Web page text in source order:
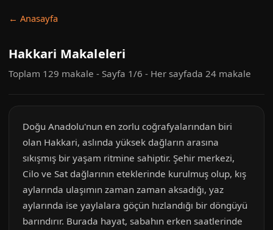
← Anasayfa
Hakkari Makaleleri
Toplam 129 makale - Sayfa 1/6 - Her sayfada 24 makale
Doğu Anadolu'nun en zorlu coğrafyalarından biri
olan Hakkari, aslında yüksek dağların arasına
sıkışmış bir yaşam ritmine sahiptir. Şehir merkezi,
Cilo ve Sat dağlarının eteklerinde kurulmuş olup, kış
aylarında ulaşımın zaman zaman aksadığı, yaz
aylarında ise yaylalara göçün hızlandığı bir döngüyü
barındırır. Burada hayat, sabahın erken saatlerinde